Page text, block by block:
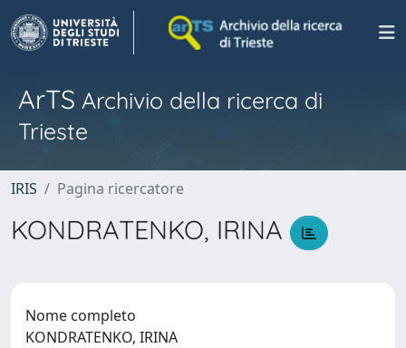
ArTS Archivio della ricerca di
Trieste
IRIS Pagina ricercatore
KONDRATENKO, IRINA
Nome completo
KONDRATENKO, IRINA